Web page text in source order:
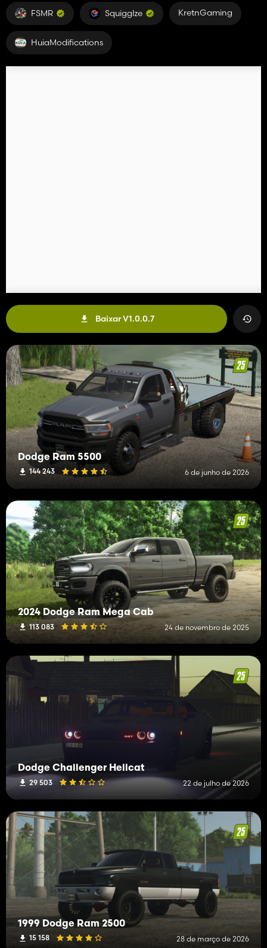
FSMR Squigglze KretnGaming
HuiaModifications
Baixar V1.0.0.7
Dodge Ram 5500
144 243 6 de junho de 2026
2024 Dodge Ram Mega Cab
113 083 24 de novembro de 2025
Dodge Challenger Hellcat
29 503 22 de julho de 2026
1999 Dodge Ram 2500
15 158 28 de março de 2026